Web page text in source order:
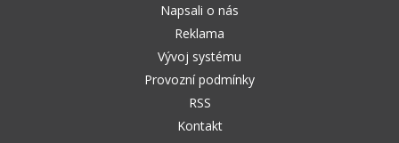
Napsali o nás
Reklama
Vývoj systému
Provozní podmínky
RSS
Kontakt